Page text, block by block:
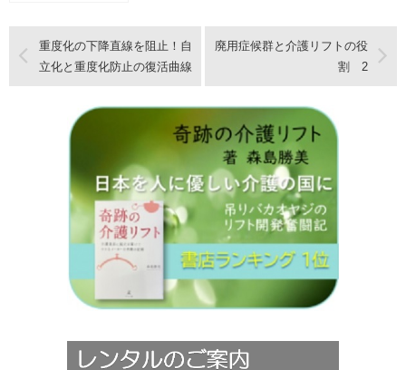
重度化の下降直線を阻止！自
立化と重度化防止の復活曲線
廃用症候群と介護リフトの役
割 2